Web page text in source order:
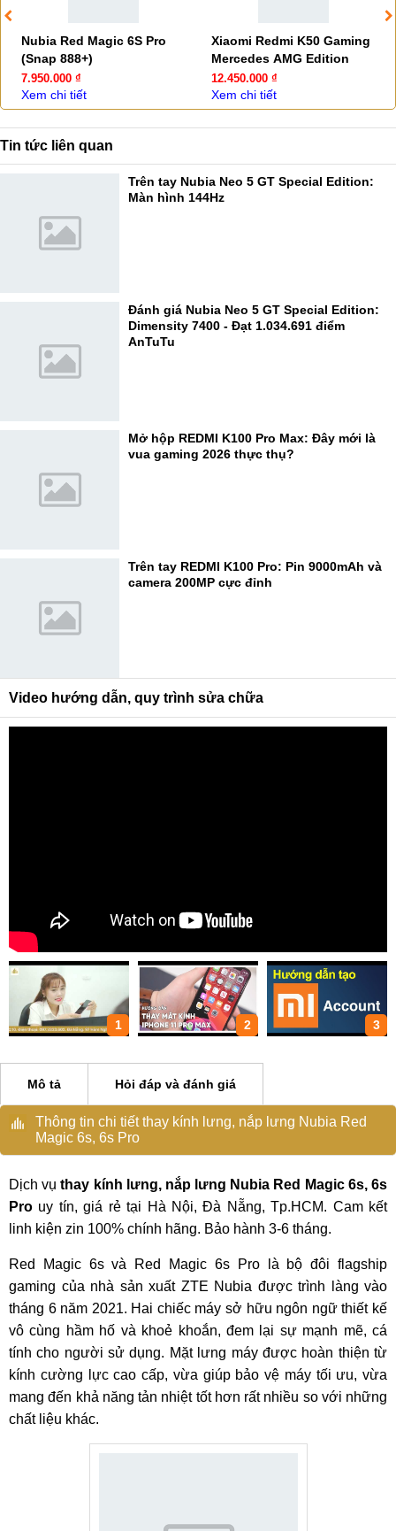
Nubia Red Magic 6S Pro
(Snap 888+)
7.950.000 ₫
Xem chi tiết
Xiaomi Redmi K50 Gaming
Mercedes AMG Edition
12.450.000 ₫
Xem chi tiết
Tin tức liên quan
Trên tay Nubia Neo 5 GT Special Edition:
Màn hình 144Hz
Đánh giá Nubia Neo 5 GT Special Edition:
Dimensity 7400 - Đạt 1.034.691 điểm
AnTuTu
Mở hộp REDMI K100 Pro Max: Đây mới là
vua gaming 2026 thực thụ?
Trên tay REDMI K100 Pro: Pin 9000mAh và
camera 200MP cực đỉnh
Video hướng dẫn, quy trình sửa chữa
1 2 3
Mô tả Hỏi đáp và đánh giá
Thông tin chi tiết thay kính lưng, nắp lưng Nubia Red
Magic 6s, 6s Pro
Dịch vụthay kính lưng, nắp lưng Nubia Red Magic 6s, 6s
Pro uy tín, giá rẻ tại Hà Nội, Đà Nẵng, Tp.HCM. Cam kết
linh kiện zin 100% chính hãng. Bảo hành 3-6 tháng.
Red Magic 6s và Red Magic 6s Pro là bộ đôi flagship
gaming của nhà sản xuất ZTE Nubia được trình làng vào
tháng 6 năm 2021. Hai chiếc máy sở hữu ngôn ngữ thiết kế
vô cùng hầm hố và khoẻ khoắn, đem lại sự mạnh mẽ, cá
tính cho người sử dụng. Mặt lưng máy được hoàn thiện từ
kính cường lực cao cấp, vừa giúp bảo vệ máy tối ưu, vừa
mang đến khả năng tản nhiệt tốt hơn rất nhiều so với những
chất liệu khác.